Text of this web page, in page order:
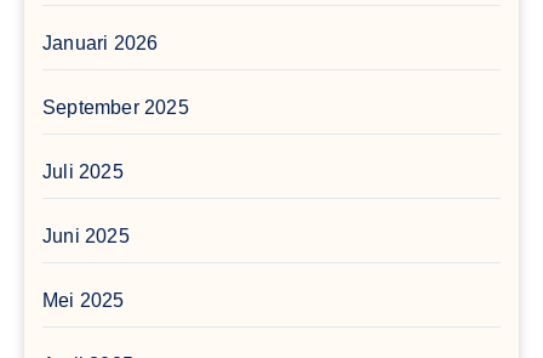
Januari 2026
September 2025
Juli 2025
Juni 2025
Mei 2025